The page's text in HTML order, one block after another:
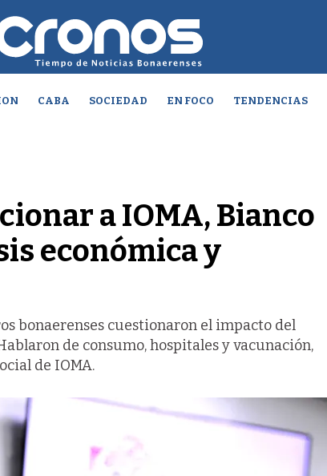
CABA SOCIEDAD EN FOCO TENDENCIAS
a IOMA, Bianco
económica y
bonaerenses cuestionaron el impacto del
de consumo, hospitales y vacunación,
de IOMA.